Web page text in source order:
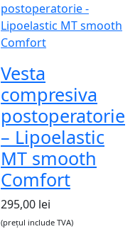
Vesta
compresiva
postoperatorie
– Lipoelastic
MT smooth
Comfort
295,00 lei
(prețul include TVA)